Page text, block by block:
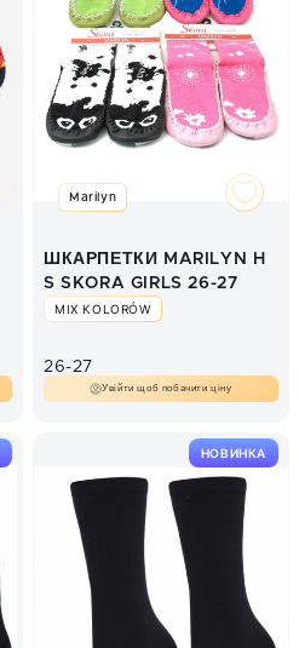
Marilyn
ШКАРПЕТКИ MARILYN H
S SKORA GIRLS 26-27
MIX KOLORÓW
26-27
Увійти щоб побачити ціну
НОВИНКА